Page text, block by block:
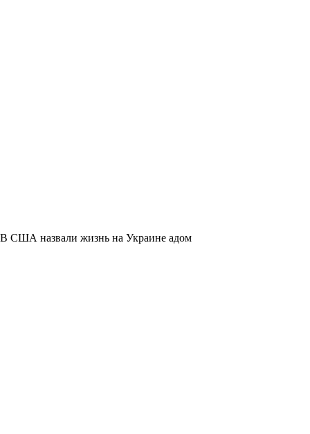
В США назвали жизнь на Украине адом